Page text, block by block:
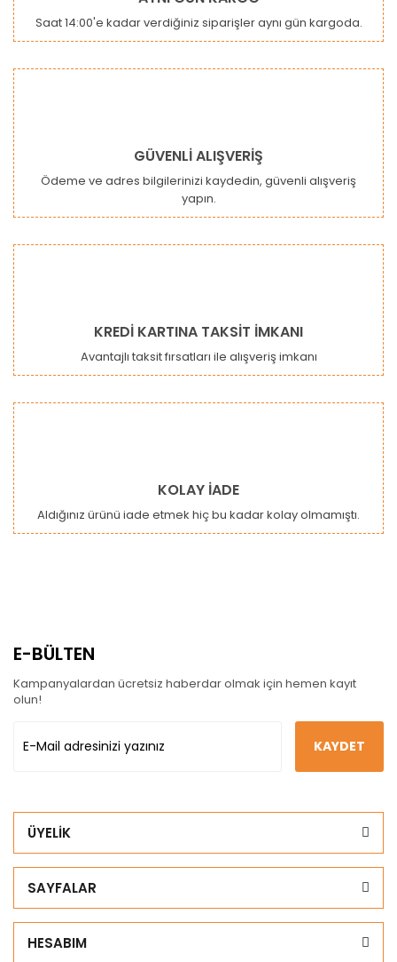
Ürün açıklamasında eksik bilgiler bulunuyor.
Ürün bilgilerinde hatalar bulunuyor.
Gönder
Saat 14:00'e kadar verdiğiniz siparişler aynı gün kargoda.
GÜVENLİ ALIŞVERİŞ
Ödeme ve adres bilgilerinizi kaydedin, güvenli alışveriş
yapın.
KREDİ KARTINA TAKSİT İMKANI
Avantajlı taksit fırsatları ile alışveriş imkanı
KOLAY İADE
Aldığınız ürünü iade etmek hiç bu kadar kolay olmamıştı.
E-BÜLTEN
Kampanyalardan ücretsiz haberdar olmak için hemen kayıt
olun!
KAYDET
ÜYELİK
SAYFALAR
HESABIM